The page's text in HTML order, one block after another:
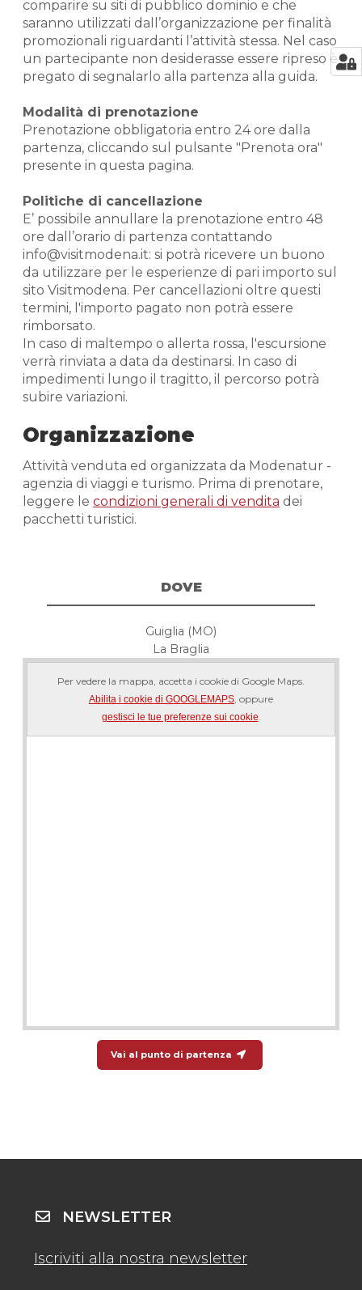
comparire su siti di pubblico dominio e che
saranno utilizzati dall’organizzazione per finalità
promozionali riguardanti l’attività stessa. Nel caso
un partecipante non desiderasse essere ripreso è
pregato di segnalarlo alla partenza alla guida.
Modalità di prenotazione
Prenotazione obbligatoria entro 24 ore dalla
partenza, cliccando sul pulsante "Prenota ora"
presente in questa pagina.
Politiche di cancellazione
E’ possibile annullare la prenotazione entro 48
ore dall’orario di partenza contattando
info@visitmodena.it: si potrà ricevere un buono
da utilizzare per le esperienze di pari importo sul
sito Visitmodena. Per cancellazioni oltre questi
termini, l'importo pagato non potrà essere
rimborsato.
In caso di maltempo o allerta rossa, l'escursione
verrà rinviata a data da destinarsi. In caso di
impedimenti lungo il tragitto, il percorso potrà
subire variazioni.
Organizzazione
Attività venduta ed organizzata da Modenatur -
agenzia di viaggi e turismo. Prima di prenotare,
leggere le condizioni generali di vendita dei
pacchetti turistici.
DOVE
Guiglia (MO)
La Braglia
Per vedere la mappa, accetta i cookie di Google Maps.
Abilita i cookie di GOOGLEMAPS , oppure
gestisci le tue preferenze sui cookie
Vai al punto di partenza
NEWSLETTER
Iscriviti alla nostra newsletter